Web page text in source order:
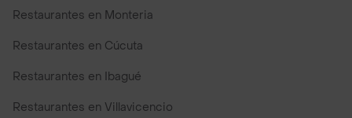
Restaurantes en Monteria
Restaurantes en Cúcuta
Restaurantes en Ibagué
Restaurantes en Villavicencio